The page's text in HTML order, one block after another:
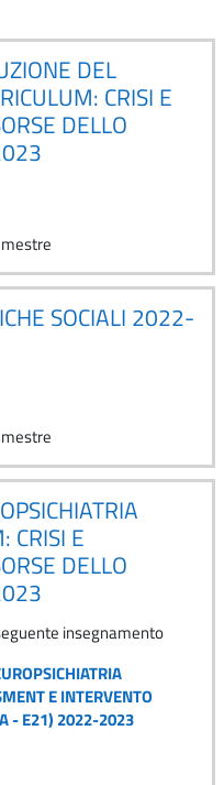
DEL
CRISI E
DELLO
SOCIALI 2022-
CRISI E
DELLO
insegnamento
E INTERVENTO
- E21) 2022-2023